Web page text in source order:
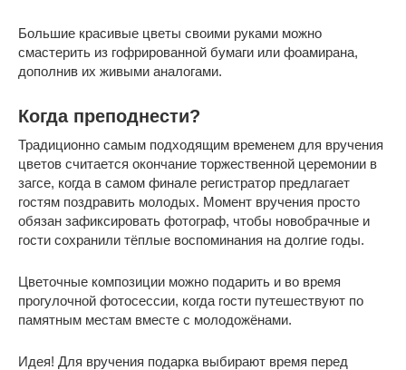
Большие красивые цветы своими руками можно
смастерить из гофрированной бумаги или фоамирана,
дополнив их живыми аналогами.
Когда преподнести?
Традиционно самым подходящим временем для вручения
цветов считается окончание торжественной церемонии в
загсе, когда в самом финале регистратор предлагает
гостям поздравить молодых. Момент вручения просто
обязан зафиксировать фотограф, чтобы новобрачные и
гости сохранили тёплые воспоминания на долгие годы.
Цветочные композиции можно подарить и во время
прогулочной фотосессии, когда гости путешествуют по
памятным местам вместе с молодожёнами.
Идея! Для вручения подарка выбирают время перед